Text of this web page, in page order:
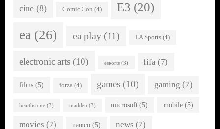
cine (8) Comic Con (4) E3 (20)
ea (26) ea play(11) EA Sports (4)
electronic arts (10) esports(3) fifa (7)
films (5) forza(4) games (10) gaming (7)
hearthstone (3) madden (3) microsoft (5) mobile(5)
movies (7) namco(5) news (7)